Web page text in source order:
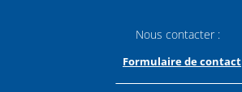
Nous contacter :
Formulaire de contact